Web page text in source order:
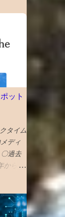
２時
たと
ック
・持
後期
高偏差
の回
。 ◆6
後期
偏差
例
67→67
ら1年
ット
タイム
ディ
過去
から発
。 （1
定され